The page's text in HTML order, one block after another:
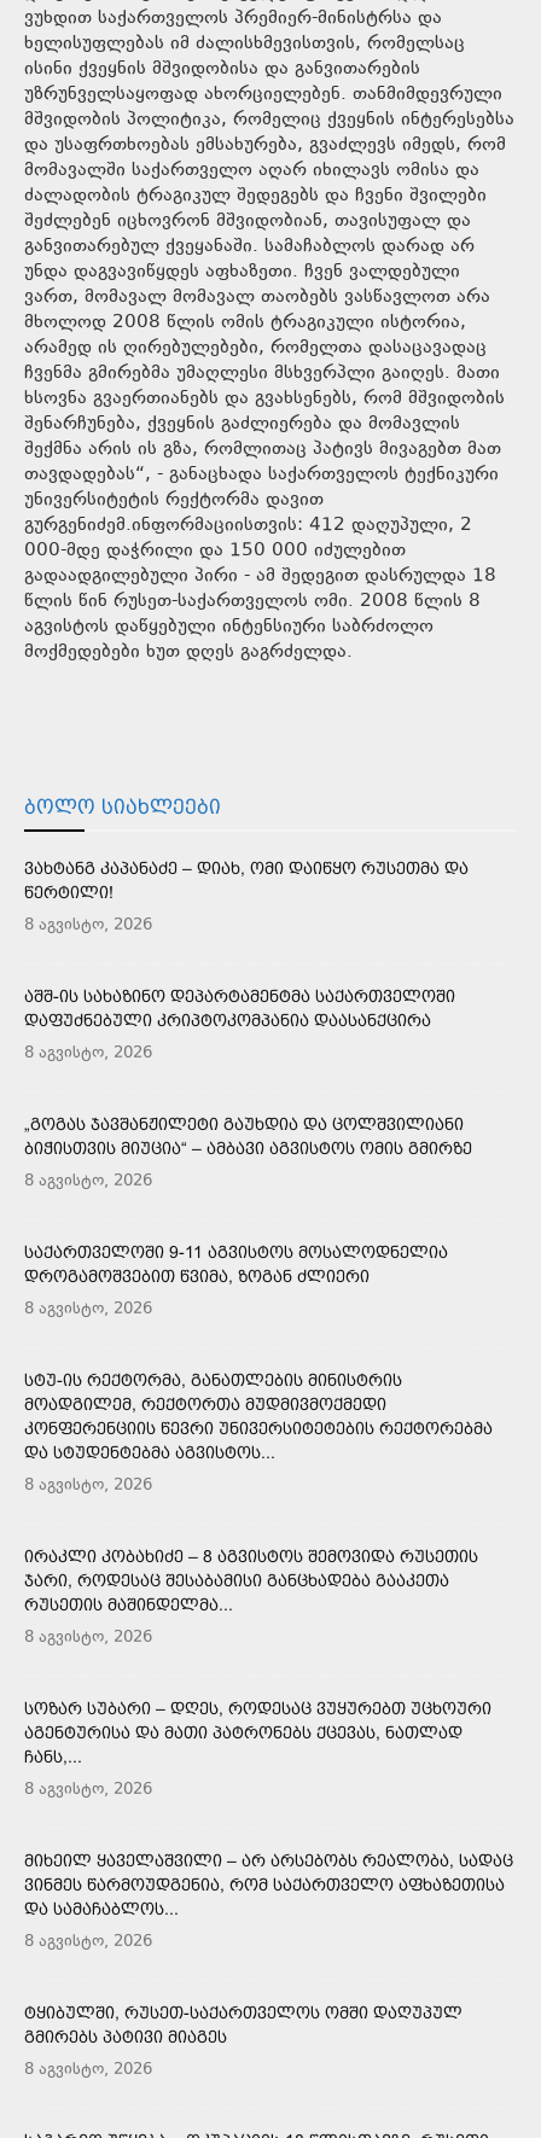
ვუხდით საქართველოს პრემიერ-მინისტრსა და
ხელისუფლებას იმ ძალისხმევისთვის, რომელსაც
ისინი ქვეყნის მშვიდობისა და განვითარების
უზრუნველსაყოფად ახორციელებენ. თანმიმდევრული
მშვიდობის პოლიტიკა, რომელიც ქვეყნის ინტერესებსა
და უსაფრთხოებას ემსახურება, გვაძლევს იმედს, რომ
მომავალში საქართველო აღარ იხილავს ომისა და
ძალადობის ტრაგიკულ შედეგებს და ჩვენი შვილები
შეძლებენ იცხოვრონ მშვიდობიან, თავისუფალ და
განვითარებულ ქვეყანაში. სამაჩაბლოს დარად არ
უნდა დაგვავიწყდეს აფხაზეთი. ჩვენ ვალდებული
ვართ, მომავალ მომავალ თაობებს ვასწავლოთ არა
მხოლოდ 2008 წლის ომის ტრაგიკული ისტორია,
არამედ ის ღირებულებები, რომელთა დასაცავადაც
ჩვენმა გმირებმა უმაღლესი მსხვერპლი გაიღეს. მათი
ხსოვნა გვაერთიანებს და გვახსენებს, რომ მშვიდობის
შენარჩუნება, ქვეყნის გაძლიერება და მომავლის
შექმნა არის ის გზა, რომლითაც პატივს მივაგებთ მათ
თავდადებას“, - განაცხადა საქართველოს ტექნიკური
უნივერსიტეტის რექტორმა დავით
გურგენიძემ.ინფორმაციისთვის: 412 დაღუპული, 2
000-მდე დაჭრილი და 150 000 იძულებით
გადაადგილებული პირი - ამ შედეგით დასრულდა 18
წლის წინ რუსეთ-საქართველოს ომი. 2008 წლის 8
აგვისტოს დაწყებული ინტენსიური საბრძოლო
მოქმედებები ხუთ დღეს გაგრძელდა.
ᲑᲝᲚᲝ ᲡᲘᲐᲮᲚᲔᲔᲑᲘ
ᲕᲐᲮᲢᲐᲜᲒ ᲙᲐᲞᲐᲜᲐᲫᲔ – ᲓᲘᲐᲮ, ᲝᲛᲘ ᲓᲐᲘᲬᲧᲝ ᲠᲣᲡᲔᲗᲛᲐ ᲓᲐ
ᲬᲔᲠᲢᲘᲚᲘ!
8 აგვისტო, 2026
ᲐᲨᲨ-ᲘᲡ ᲡᲐᲮᲐᲖᲘᲜᲝ ᲓᲔᲞᲐᲠᲢᲐᲛᲔᲜᲢᲛᲐ ᲡᲐᲥᲐᲠᲗᲕᲔᲚᲝᲨᲘ
ᲓᲐᲤᲣᲫᲜᲔᲑᲣᲚᲘ ᲙᲠᲘᲞᲢᲝᲙᲝᲛᲞᲐᲜᲘᲐ ᲓᲐᲐᲡᲐᲜᲥᲪᲘᲠᲐ
8 აგვისტო, 2026
„ᲒᲝᲒᲐᲡ ᲯᲐᲕᲨᲐᲜᲟᲘᲚᲔᲢᲘ ᲒᲐᲣᲮᲓᲘᲐ ᲓᲐ ᲪᲝᲚᲨᲕᲘᲚᲘᲐᲜᲘ
ᲑᲘᲭᲘᲡᲗᲕᲘᲡ ᲛᲘᲣᲪᲘᲐ“ – ᲐᲛᲑᲐᲕᲘ ᲐᲒᲕᲘᲡᲢᲝᲡ ᲝᲛᲘᲡ ᲒᲛᲘᲠᲖᲔ
8 აგვისტო, 2026
ᲡᲐᲥᲐᲠᲗᲕᲔᲚᲝᲨᲘ 9-11 ᲐᲒᲕᲘᲡᲢᲝᲡ ᲛᲝᲡᲐᲚᲝᲓᲜᲔᲚᲘᲐ
ᲓᲠᲝᲒᲐᲛᲝᲨᲕᲔᲑᲘᲗ ᲬᲕᲘᲛᲐ, ᲖᲝᲒᲐᲜ ᲫᲚᲘᲔᲠᲘ
8 აგვისტო, 2026
ᲡᲢᲣ-ᲘᲡ ᲠᲔᲥᲢᲝᲠᲛᲐ, ᲒᲐᲜᲐᲗᲚᲔᲑᲘᲡ ᲛᲘᲜᲘᲡᲢᲠᲘᲡ
ᲛᲝᲐᲓᲒᲘᲚᲔᲛ, ᲠᲔᲥᲢᲝᲠᲗᲐ ᲛᲣᲓᲛᲘᲕᲛᲝᲥᲛᲔᲓᲘ
ᲙᲝᲜᲤᲔᲠᲔᲜᲪᲘᲘᲡ ᲬᲔᲕᲠᲘ ᲣᲜᲘᲕᲔᲠᲡᲘᲢᲔᲢᲔᲑᲘᲡ ᲠᲔᲥᲢᲝᲠᲔᲑᲛᲐ
ᲓᲐ ᲡᲢᲣᲓᲔᲜᲢᲔᲑᲛᲐ ᲐᲒᲕᲘᲡᲢᲝᲡ...
8 აგვისტო, 2026
ᲘᲠᲐᲙᲚᲘ ᲙᲝᲑᲐᲮᲘᲫᲔ – 8 ᲐᲒᲕᲘᲡᲢᲝᲡ ᲨᲔᲛᲝᲕᲘᲓᲐ ᲠᲣᲡᲔᲗᲘᲡ
ᲯᲐᲠᲘ, ᲠᲝᲓᲔᲡᲐᲪ ᲨᲔᲡᲐᲑᲐᲛᲘᲡᲘ ᲒᲐᲜᲪᲮᲐᲓᲔᲑᲐ ᲒᲐᲐᲙᲔᲗᲐ
ᲠᲣᲡᲔᲗᲘᲡ ᲛᲐᲨᲘᲜᲓᲔᲚᲛᲐ...
8 აგვისტო, 2026
ᲡᲝᲖᲐᲠ ᲡᲣᲑᲐᲠᲘ – ᲓᲦᲔᲡ, ᲠᲝᲓᲔᲡᲐᲪ ᲕᲣᲧᲣᲠᲔᲑᲗ ᲣᲪᲮᲝᲣᲠᲘ
ᲐᲒᲔᲜᲢᲣᲠᲘᲡᲐ ᲓᲐ ᲛᲐᲗᲘ ᲞᲐᲢᲠᲝᲜᲔᲑᲡ ᲥᲪᲔᲕᲐᲡ, ᲜᲐᲗᲚᲐᲓ
ᲩᲐᲜᲡ,...
8 აგვისტო, 2026
ᲛᲘᲮᲔᲘᲚ ᲧᲐᲕᲔᲚᲐᲨᲕᲘᲚᲘ – ᲐᲠ ᲐᲠᲡᲔᲑᲝᲑᲡ ᲠᲔᲐᲚᲝᲑᲐ, ᲡᲐᲓᲐᲪ
ᲕᲘᲜᲛᲔᲡ ᲬᲐᲠᲛᲝᲣᲓᲒᲔᲜᲘᲐ, ᲠᲝᲛ ᲡᲐᲥᲐᲠᲗᲕᲔᲚᲝ ᲐᲤᲮᲐᲖᲔᲗᲘᲡᲐ
ᲓᲐ ᲡᲐᲛᲐᲩᲐᲑᲚᲝᲡ...
8 აგვისტო, 2026
ᲢᲧᲘᲑᲣᲚᲨᲘ, ᲠᲣᲡᲔᲗ-ᲡᲐᲥᲐᲠᲗᲕᲔᲚᲝᲡ ᲝᲛᲨᲘ ᲓᲐᲦᲣᲞᲣᲚ
ᲒᲛᲘᲠᲔᲑᲡ ᲞᲐᲢᲘᲕᲘ ᲛᲘᲐᲒᲔᲡ
8 აგვისტო, 2026